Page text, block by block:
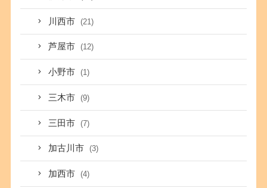
川西市 (21)
芦屋市 (12)
小野市 (1)
三木市 (9)
三田市 (7)
加古川市 (3)
加西市 (4)